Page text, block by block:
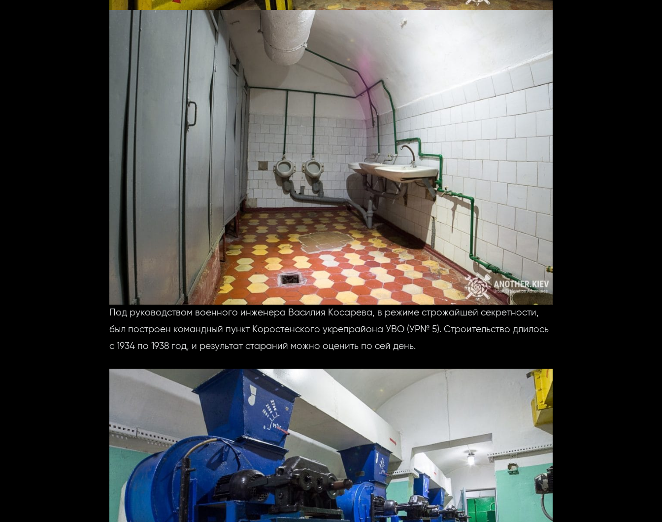
Под руководством военного инженера Василия Косарева, в режиме строжайшей секретности,
был построен командный пункт Коростенского укрепрайона УВО (УР№ 5). Строительство длилось
с 1934 по 1938 год, и результат стараний можно оценить по сей день.